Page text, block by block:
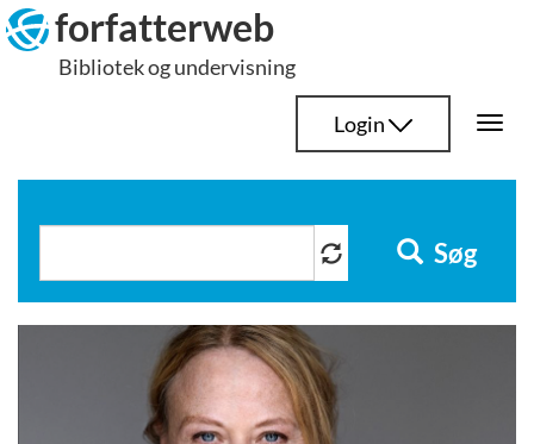
Hop
til
indhold
forfatterweb
Bibliotek og undervisning
Login
Søg